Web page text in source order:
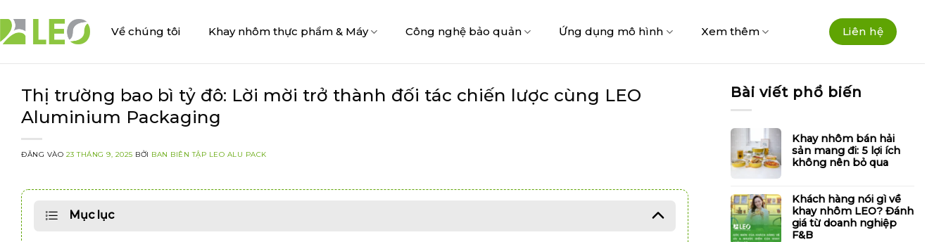
qua
nội
Về chúng tôi Khay nhôm thực phẩm & Máy Công nghệ bảo quản Ứng dụng mô hình Xem thêm Liên hệ
Thị trường bao bì tỷ đô: Lời mời trở thành đối tác chiến lược cùng LEO
Aluminium Packaging
ĐĂNG VÀO 23 THÁNG 9, 2025 BỞI BAN BIÊN TẬP LEO ALU PACK
Mục lục
Bài viết phổ biến
Khay nhôm bán hải
sản mang đi: 5 lợi ích
không nên bỏ qua
Khách hàng nói gì về
khay nhôm LEO? Đánh
giá từ doanh nghiệp
F&B